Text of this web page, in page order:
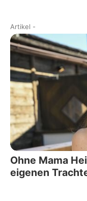
Artikel -
Ohne Mama
eigenen